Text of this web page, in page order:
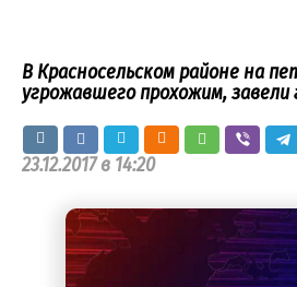
В Красносельском районе на
угрожавшего прохожим, завели
23.12.2017 в 14:20